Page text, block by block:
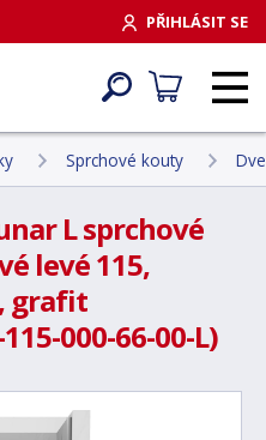
PŘIHLÁSIT SE
Sprchové kouty
L sprchové
levé 115,
grafit
000-66-00-L)